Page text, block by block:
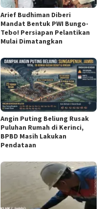
Arief Budhiman Diberi
Mandat Bentuk PWI Bungo-
Tebo! Persiapan Pelantikan
Mulai Dimatangkan
Angin Puting Beliung Rusak
Puluhan Rumah di Kerinci,
BPBD Masih Lakukan
Pendataan